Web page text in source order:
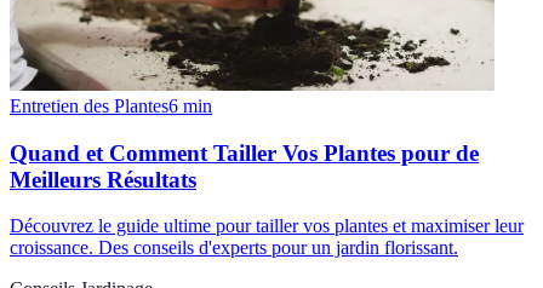
Entretien des Plantes6 min
Quand et Comment Tailler Vos Plantes pour de
Meilleurs Résultats
Découvrez le guide ultime pour tailler vos plantes et maximiser leur
croissance. Des conseils d'experts pour un jardin florissant.